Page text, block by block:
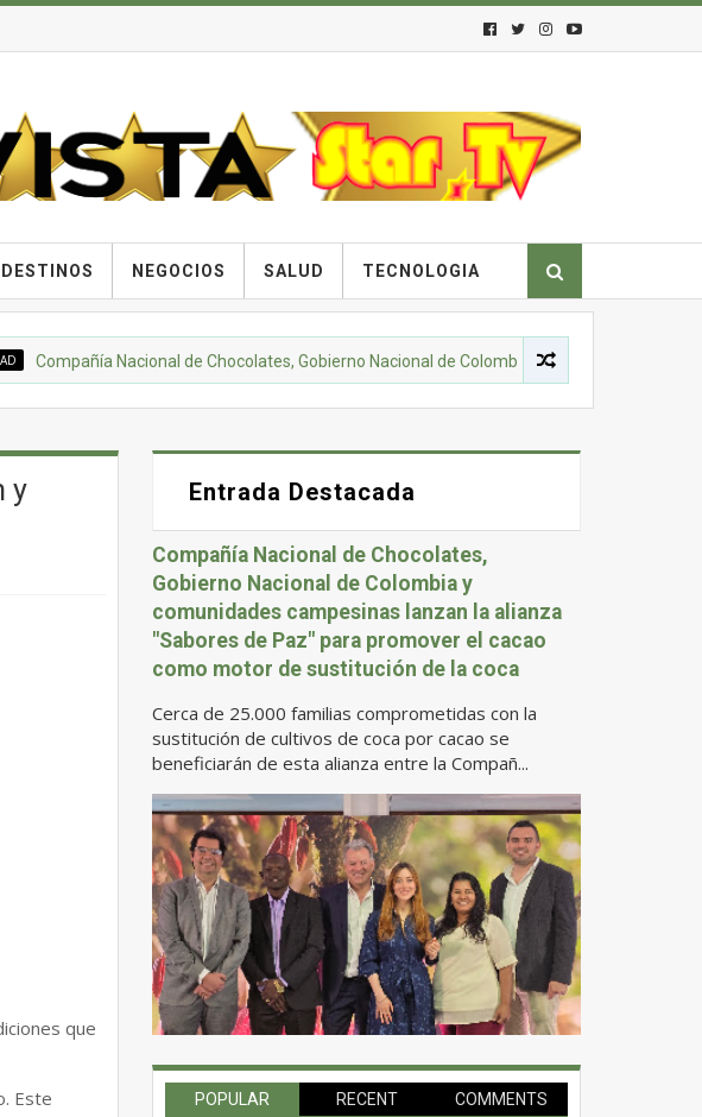
DESTINOS NEGOCIOS SALUD TECNOLOGIA
Nacional de Chocolates, Gobierno Nacional de Colombia y comunidades
y
que
Este
Entrada Destacada
Compañía Nacional de Chocolates,
Gobierno Nacional de Colombia y
comunidades campesinas lanzan la alianza
"Sabores de Paz" para promover el cacao
como motor de sustitución de la coca
Cerca de 25.000 familias comprometidas con la
sustitución de cultivos de coca por cacao se
beneficiarán de esta alianza entre la Compañ...
POPULAR RECENT COMMENTS